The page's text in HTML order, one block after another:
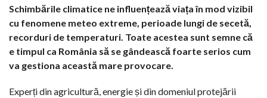
Schimbările climatice ne influențează viața în mod vizibil
cu fenomene meteo extreme, perioade lungi de secetă,
recorduri de temperaturi. Toate acestea sunt semne că
e timpul ca România să se gândească foarte serios cum
va gestiona această mare provocare.
Experți din agricultură, energie și din domeniul protejării